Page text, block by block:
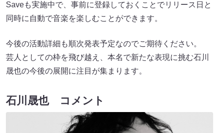
Saveも実施中で、事前に登録しておくことでリリース日と
同時に自動で音楽を楽しむことができます。
今後の活動詳細も順次発表予定なのでご期待ください。
芸人としての枠を飛び越え、本名で新たな表現に挑む石川
晟也の今後の展開に注目が集まります。
石川晟也 コメント